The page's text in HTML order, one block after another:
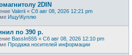
2DIN
Valerii « Сб авг 08, 2026 12:21 pm
Ищу\Куплю
по 390 р.
BassIn555 « Сб авг 08, 2026 12:10 pm
Продажa носителей информации